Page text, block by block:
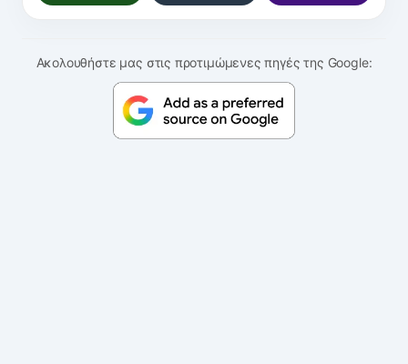
Ακολουθήστε μας στις προτιμώμενες πηγές της Google: